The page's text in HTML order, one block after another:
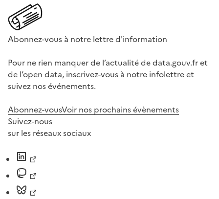
Abonnez-vous à notre lettre d'information
Pour ne rien manquer de l’actualité de data.gouv.fr et
de l’open data, inscrivez-vous à notre infolettre et
suivez nos événements.
Abonnez-vousVoir nos prochains évènements
Suivez-nous
sur les réseaux sociaux